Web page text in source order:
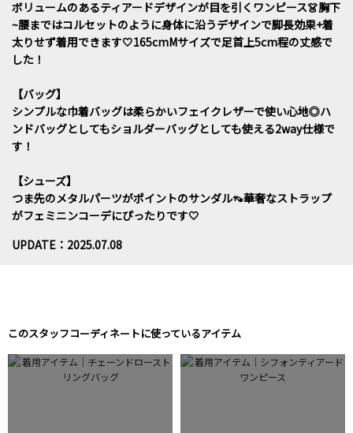
ボリュームのあるティアードデザインが目を引くワンピース👗胸下
~腰まではコルセットのように身体に沿うデザインで脚長効果+着
太りせず着用できます🤍165cmMサイズで足首上5cm程の丈感で
した！
【バッグ】
シンプルな巾着バッグは柔らかいフェイクレザーで使い心地◎ハ
ンドバッグとしてもショルダーバッグとしても使える2way仕様で
す！
【シューズ】
つま先のメタルパーツがポイントのサンダル👡華奢なストラップ
がフェミニンコーデにぴったりです‎🤍
UPDATE：2025.07.08
このスタッフコーディネートに使っているアイテム